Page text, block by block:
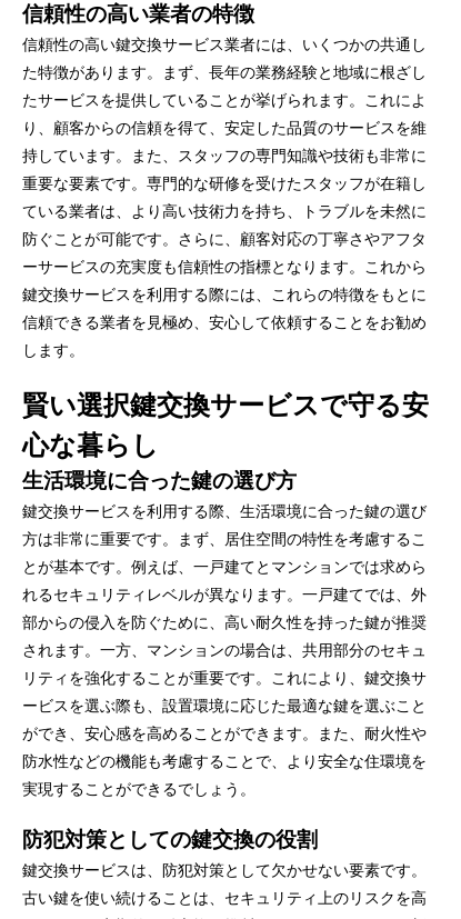
信頼性の高い業者の特徴
信頼性の高い鍵交換サービス業者には、いくつかの共通し
た特徴があります。まず、長年の業務経験と地域に根ざし
たサービスを提供していることが挙げられます。これによ
り、顧客からの信頼を得て、安定した品質のサービスを維
持しています。また、スタッフの専門知識や技術も非常に
重要な要素です。専門的な研修を受けたスタッフが在籍し
ている業者は、より高い技術力を持ち、トラブルを未然に
防ぐことが可能です。さらに、顧客対応の丁寧さやアフタ
ーサービスの充実度も信頼性の指標となります。これから
鍵交換サービスを利用する際には、これらの特徴をもとに
信頼できる業者を見極め、安心して依頼することをお勧め
します。
賢い選択鍵交換サービスで守る安
心な暮らし
生活環境に合った鍵の選び方
鍵交換サービスを利用する際、生活環境に合った鍵の選び
方は非常に重要です。まず、居住空間の特性を考慮するこ
とが基本です。例えば、一戸建てとマンションでは求めら
れるセキュリティレベルが異なります。一戸建てでは、外
部からの侵入を防ぐために、高い耐久性を持った鍵が推奨
されます。一方、マンションの場合は、共用部分のセキュ
リティを強化することが重要です。これにより、鍵交換サ
ービスを選ぶ際も、設置環境に応じた最適な鍵を選ぶこと
ができ、安心感を高めることができます。また、耐火性や
防水性などの機能も考慮することで、より安全な住環境を
実現することができるでしょう。
防犯対策としての鍵交換の役割
鍵交換サービスは、防犯対策として欠かせない要素です。
古い鍵を使い続けることは、セキュリティ上のリスクを高